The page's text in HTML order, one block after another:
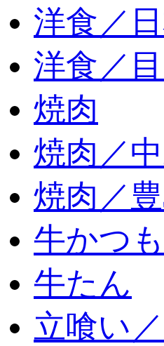
洋食／
洋食／
焼肉
焼肉／
焼肉／
牛かつ
牛たん
立喰い